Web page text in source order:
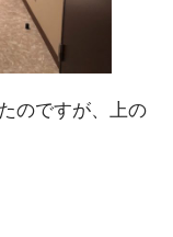
のですが、上の